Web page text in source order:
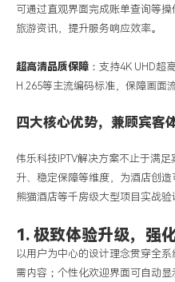
可通过直观界面完成账单查询等
旅游资讯，提升服务响应效率。
超高清品质保障 ：支持4K UHD超
H.265等主流编码标准，保障画面
四大核心优势，兼顾宾客
伟乐科技IPTV解决方案不止于满
升、稳定保障等维度，为酒店创
熊猫酒店等千房级大型项目实战验
1. 极致体验升级，强
以用户为中心的设计理念贯穿全
需内容；个性化欢迎界面可自动